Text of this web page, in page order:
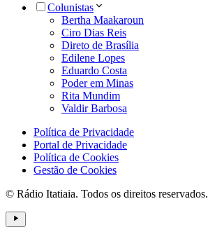
Colunistas
Bertha Maakaroun
Ciro Dias Reis
Direto de Brasília
Edilene Lopes
Eduardo Costa
Poder em Minas
Rita Mundim
Valdir Barbosa
Política de Privacidade
Portal de Privacidade
Política de Cookies
Gestão de Cookies
© Rádio Itatiaia. Todos os direitos reservados.